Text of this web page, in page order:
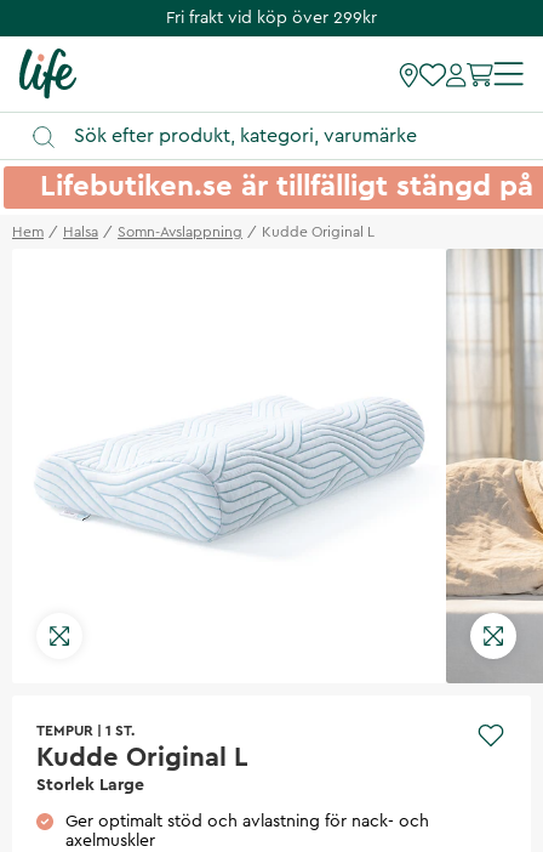
Fri frakt vid köp över 299kr
Lifebutiken.se är tillfälligt stängd
Hem Halsa Somn-Avslappning Kudde Original L
TEMPUR 1 ST.
Kudde Original L
Storlek Large
Ger optimalt stöd och avlastning för nack- och
axelmuskler